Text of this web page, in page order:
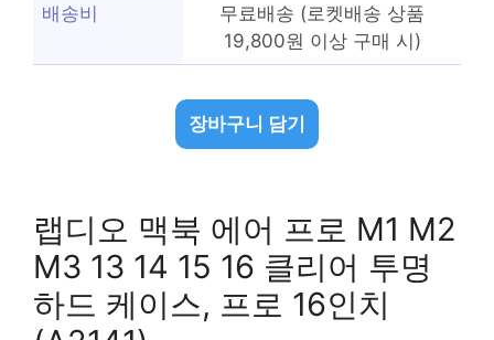
배송비
무료배송 (로켓배송 상품
19,800원 이상 구매 시)
장바구니 담기
랩디오 맥북 에어 프로 M1 M2
M3 13 14 15 16 클리어 투명
하드 케이스, 프로 16인치